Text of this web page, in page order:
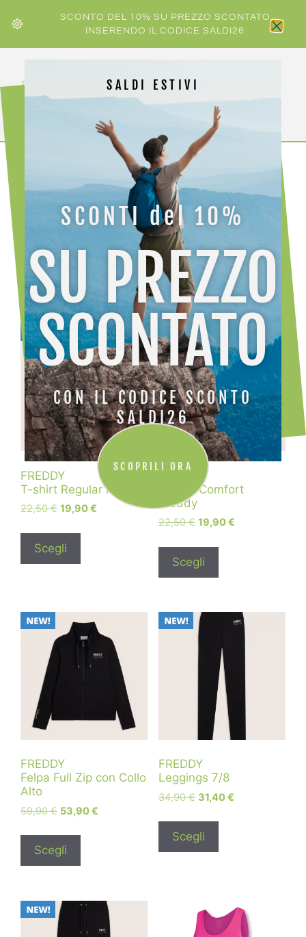
SCONTO DEL 10% SU PREZZO SCONTATO
INSERENDO IL CODICE SALDI26
/ DONNA
DONNA
Visualizzazione di 1-45 di 219 risultati
FREDDY
T-shirt Regular Freddy
22,50€ 19,90€
Scegli
T-shirt Comfort
Freddy
22,50€ 19,90€
Scegli
FREDDY
Felpa Full Zip con Collo
Alto
59,90€ 53,90€
Scegli
FREDDY
Leggings 7/8
34,90€ 31,40€
Scegli
SALDI ESTIVI
SCONTI del 10%
SU PREZZO
SCONTATO
CON IL CODICE SCONTO
SALDI26
SCOPRILI ORA